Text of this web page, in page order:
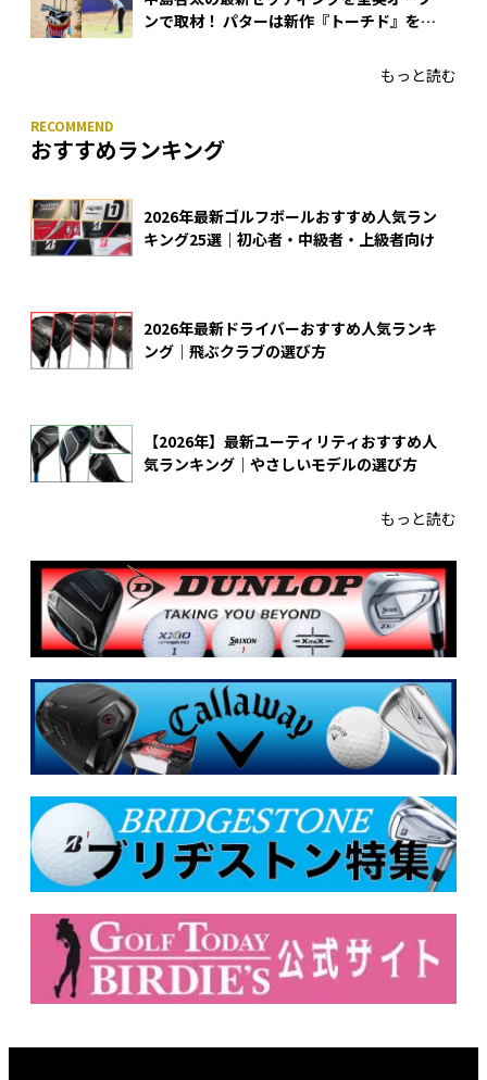
ンで取材！ パターは新作『トーチド』を投
もっと読む
おすすめランキング
2026年最新ゴルフボールおすすめ人気ラン
キング25選｜初心者・中級者・上級者向け
2026年最新ドライバーおすすめ人気ランキ
ング｜飛ぶクラブの選び方
【2026年】最新ユーティリティおすすめ人
気ランキング｜やさしいモデルの選び方
もっと読む